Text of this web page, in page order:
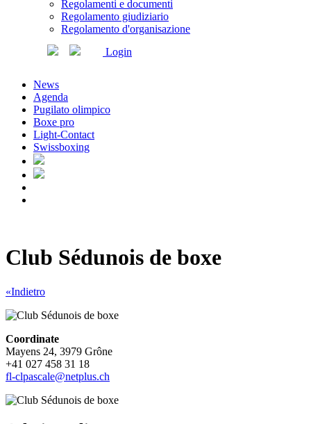
Regolamenti e documenti
Regolamento giudiziario
Regolamento d'organisazione
Login
News
Agenda
Pugilato olimpico
Boxe pro
Light-Contact
Swissboxing
Club Sédunois de boxe
«Indietro
Coordinate
Mayens 24, 3979 Grône
+41 027 458 31 18
fl-clpascale@netplus.ch